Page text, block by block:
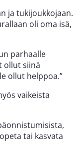
ja tukijoukkojaan.
oli oma isä,
parhaalle
ollut siinä
ollut helppoa.”
vaikeista
tai kasvata